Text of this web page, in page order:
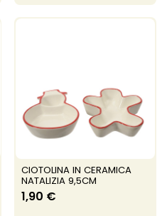
CIOTOLINA IN CERAMICA
NATALIZIA 9,5CM
1,90 €